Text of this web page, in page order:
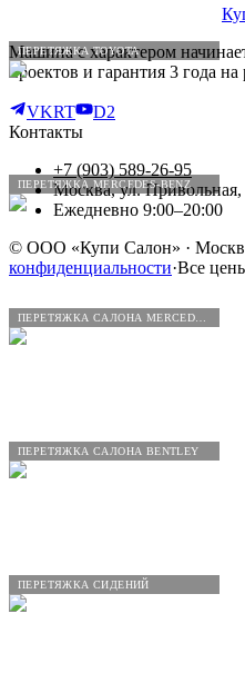
ПЕРЕТЯЖКА TOYOTA
ПЕРЕТЯЖКА MERCEDES-BENZ
ПЕРЕТЯЖКА САЛОНА BENTLEY
ПЕРЕТЯЖКА СИДЕНИЙ
Машина с характером
проектов и гарантия 3 года
VKRT
D2
Контакты
+7 (903) 589-26-95
Москва, ул. Привольная,
Ежедневно 9:00–20:00
© ООО «Купи Салон» ·
конфиденциальности·Все